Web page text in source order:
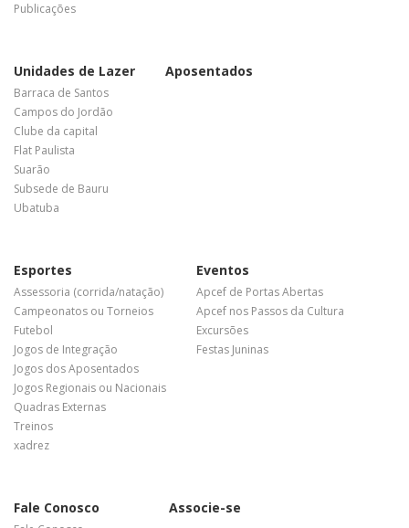
Publicações
Unidades de Lazer
Barraca de Santos
Campos do Jordão
Clube da capital
Flat Paulista
Suarão
Subsede de Bauru
Ubatuba
Aposentados
Esportes
Assessoria (corrida/natação)
Campeonatos ou Torneios
Futebol
Jogos de Integração
Jogos dos Aposentados
Jogos Regionais ou Nacionais
Quadras Externas
Treinos
xadrez
Eventos
Apcef de Portas Abertas
Apcef nos Passos da Cultura
Excursões
Festas Juninas
Fale Conosco Associe-se